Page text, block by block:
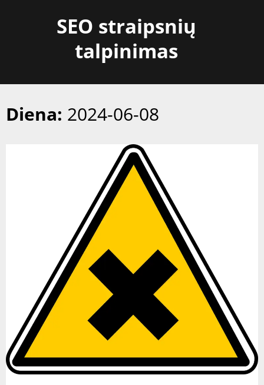
SEO straipsnių
talpinimas
Diena: 2024-06-08